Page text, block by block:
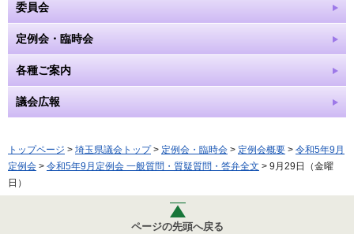
委員会
定例会・臨時会
各種ご案内
議会広報
トップページ > 埼玉県議会トップ> 定例会・臨時会 > 定例会概要 > 令和5年9月
定例会 > 令和5年9月定例会 一般質問・質疑質問・答弁全文 > 9月29日（金曜
日）
ページの先頭へ戻る